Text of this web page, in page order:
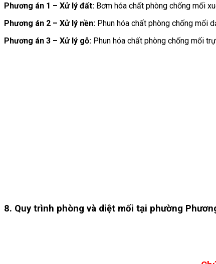
Phương án 1 – Xử lý đất: Bơm hóa chất phòng chống mối
Phương án 2 – Xử lý nền: Phun hóa chất phòng chống mối
Phương án 3 – Xử lý gỗ: Phun hóa chất phòng chống mối
8. Quy trình phòng và diệt mối tại phường